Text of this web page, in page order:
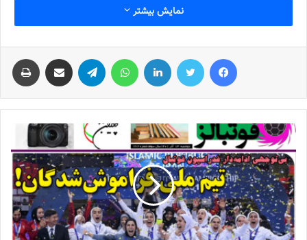
توانستیم پیروزی میدان باشیم را با تساوی عوض کردیم.
وی با اشاره به اینکه دو بازیکن مصدوم داریم، با انتقاد از عملکرد سازمان
لیگ در خصوص اعلام اسامی محرومان هر هفته خاطرنشان کرد:
سازمان لیگ اسامی محرومان را هر هفته اعلام نمی کند، تمام تیمها در
این زمینه مشکل دارند. سال گذشته این گونه نبود و سازمان لیگ اسامی
محرومان و گلزنان را به خوبی اعلام می کرد؛ اما امسال اعلام کردند که
مدیران تیم ها باید اسامی محرومان تیم ها را ثبت کنند. ما می توانیم
اسامی محرومان تیم خودمان را داشته باشیم اما در مورد تیم های دیگر
با مشکل روبرو هستیم و تنها چند ساعت قبل از مسابقه این اسامی
اعلام می شود که برای لیگ و سازمان لیگ این مورد زیبنده نیست و یک
رفتارغیر حرفه ای است.
نمایش بیشتر